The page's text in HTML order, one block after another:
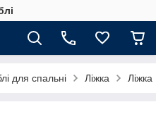
для спальні Ліжка Ліжка